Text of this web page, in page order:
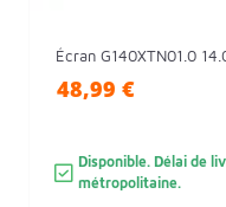
Écran G140XTN01.0
48,99 €
Disponible. Délai de
métropolitaine.